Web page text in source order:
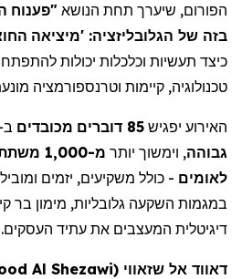
הפורום, שיערך תחת הנושא "פענוח
בזה של הגלובליזציה: 'מיציאה
כיצד תעשיות וכלכלות יכולות להתפתח
טכנולוגיה, קיימות וטרנספורמציה
האירוע יפגיש 85 דוברים מכובדים
גבוהה, וימשוך יותר מ-1,000
לאומים - כולל משקיעים, יזמים
במגמות השקעה גלובליות, מימון בר
דיגיטלית המעצבים את עתיד העסקים.
דאווד אל שזאווי (
Al Shezawi